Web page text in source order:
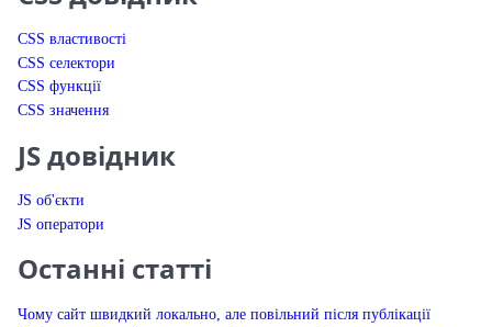
CSS властивості
CSS селектори
CSS функції
CSS значення
JS довідник
JS об'єкти
JS оператори
Останні статті
Чому сайт швидкий локально, але повільний після публікації